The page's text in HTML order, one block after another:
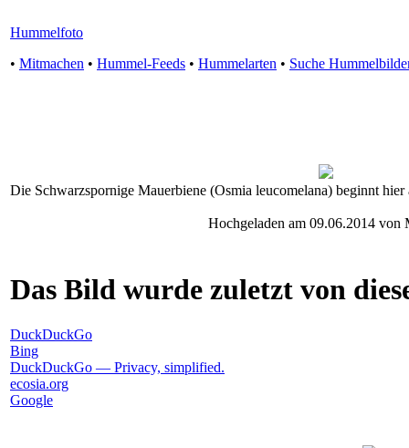
Hummelfoto
• Mitmachen • Hummel-Feeds • Hummelarten • Suche
Die Schwarzspornige Mauerbiene (Osmia leucomelana) beginnt
Hochgeladen am 09.06.2014 von
Das Bild wurde zuletzt von
DuckDuckGo
Bing
DuckDuckGo — Privacy, simplified.
ecosia.org
Google